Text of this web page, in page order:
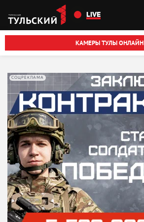
Перейти к основному содержанию
LIVE
КАМЕРЫ ТУЛЫ ОНЛАЙН
СОЦРЕКЛАМА